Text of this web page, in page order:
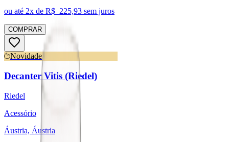
ou até 2x de R$ 225,93 sem juros
COMPRAR
Novidade
Decanter Vitis (Riedel)
Riedel
Acessório
Áustria, Áustria